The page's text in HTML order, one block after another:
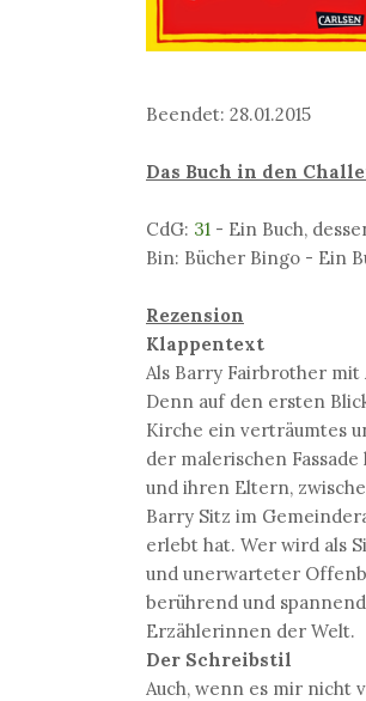
Beendet: 28.01.2015
Das Buch in den
CdG: 31 - Ein Buch,
Bin: Bücher Bingo - Ein
Rezension
Klappentext
Als Barry Fairbrother
Denn auf den ersten
Kirche ein verträumtes
der malerischen
und ihren Eltern,
Barry Sitz im
erlebt hat. Wer wird als
und unerwarteter
berührend und
Erzählerinnen der Welt.
Der Schreibstil
Auch, wenn es mir nicht